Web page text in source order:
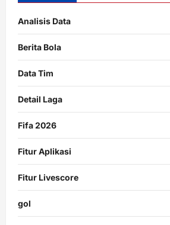
Analisis Data
Berita Bola
Data Tim
Detail Laga
Fifa 2026
Fitur Aplikasi
Fitur Livescore
gol